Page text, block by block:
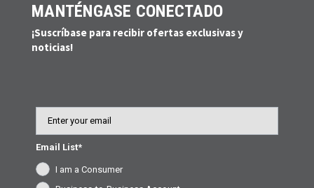
MANTÉNGASE CONECTADO
¡Suscríbase para recibir ofertas exclusivas y
noticias!
Email List*
I am a Consumer